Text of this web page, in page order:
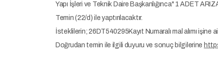
Yapı İşleri ve Teknik Daire Başkanlığınca" 1 ADET
Temin (22/d) ile yaptırılacaktır.
İsteklilerin; 26DT540295Kayıt Numaralı mal alımı
Doğrudan temin ile ilgili duyuru ve sonuç bilgilerine